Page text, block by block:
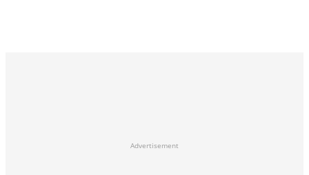
Advertisement